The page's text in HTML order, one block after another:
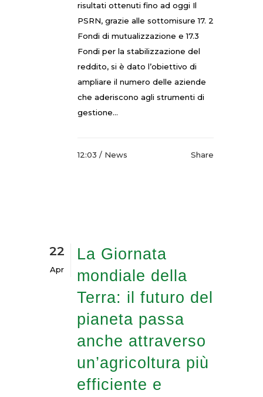
risultati ottenuti fino ad oggi Il
PSRN, grazie alle sottomisure 17. 2
Fondi di mutualizzazione e 17.3
Fondi per la stabilizzazione del
reddito, si è dato l’obiettivo di
ampliare il numero delle aziende
che aderiscono agli strumenti di
gestione...
12:03 / News Share
22
Apr
La Giornata
mondiale della
Terra: il futuro del
pianeta passa
anche attraverso
un’agricoltura più
efficiente e